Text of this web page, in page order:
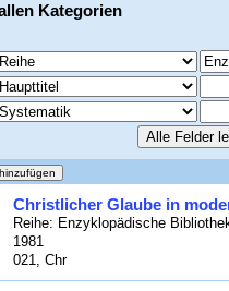
Kategorien
Christlicher Glaube in
Reihe: Enzyklopädische
1981
021, Chr